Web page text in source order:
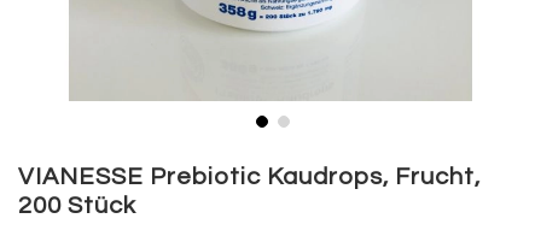
to
the
VIANESSE Prebiotic Kaudrops, Frucht,
200 Stück